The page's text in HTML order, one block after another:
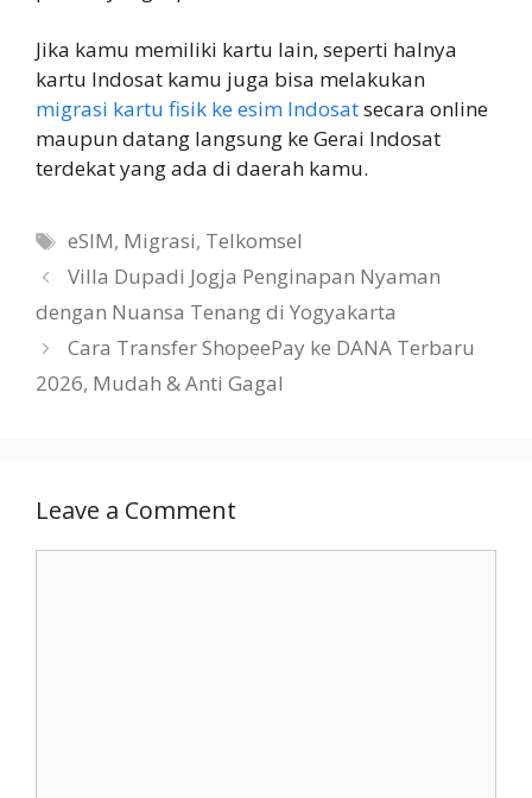
Jika kamu memiliki kartu lain, seperti halnya
kartu Indosat kamu juga bisa melakukan
migrasi kartu fisik ke esim Indosatsecara online
maupun datang langsung ke Gerai Indosat
terdekat yang ada di daerah kamu.
Tags
eSIM, Migrasi, Telkomsel
Villa Dupadi Jogja Penginapan Nyaman
dengan Nuansa Tenang di Yogyakarta
Cara Transfer ShopeePay ke DANA Terbaru
2026, Mudah & Anti Gagal
Leave a Comment